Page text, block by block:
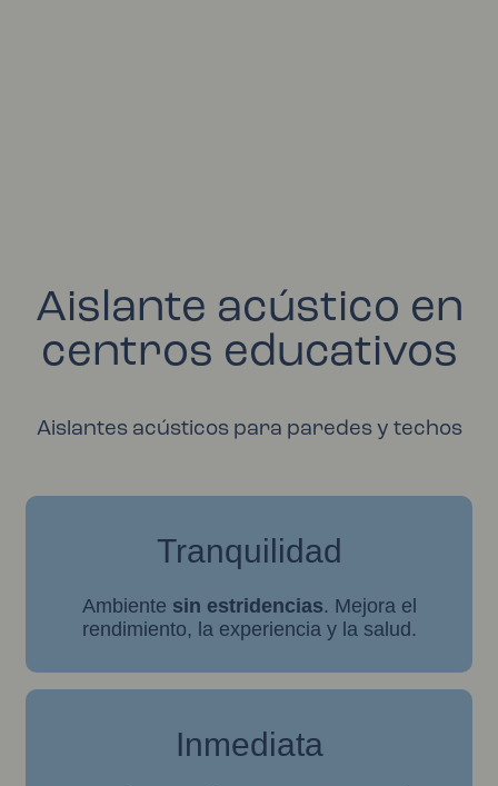
Aislante acústico en
centros educativos
Aislantes acústicos para paredes y techos
Tranquilidad
Ambiente sin estridencias. Mejora el
rendimiento, la experiencia y la salud.
Inmediata